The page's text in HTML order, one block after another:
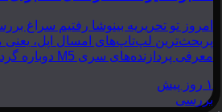
امروز تو تحریریه بینوشا رفتیم سراغ
معرفی پردازنده‌های سری M5 دوباره گرد و خاک به…
۱ روز پیش
بررسی